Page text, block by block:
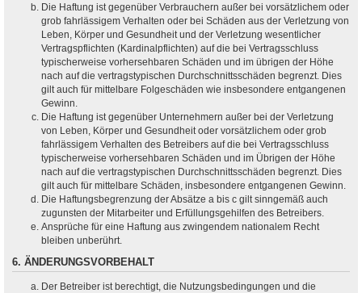
Die Haftung ist gegenüber Verbrauchern außer bei vorsätzlichem oder
grob fahrlässigem Verhalten oder bei Schäden aus der Verletzung von
Leben, Körper und Gesundheit und der Verletzung wesentlicher
Vertragspflichten (Kardinalpflichten) auf die bei Vertragsschluss
typischerweise vorhersehbaren Schäden und im übrigen der Höhe
nach auf die vertragstypischen Durchschnittsschäden begrenzt. Dies
gilt auch für mittelbare Folgeschäden wie insbesondere entgangenen
Gewinn.
Die Haftung ist gegenüber Unternehmern außer bei der Verletzung
von Leben, Körper und Gesundheit oder vorsätzlichem oder grob
fahrlässigem Verhalten des Betreibers auf die bei Vertragsschluss
typischerweise vorhersehbaren Schäden und im Übrigen der Höhe
nach auf die vertragstypischen Durchschnittsschäden begrenzt. Dies
gilt auch für mittelbare Schäden, insbesondere entgangenen Gewinn.
Die Haftungsbegrenzung der Absätze a bis c gilt sinngemäß auch
zugunsten der Mitarbeiter und Erfüllungsgehilfen des Betreibers.
Ansprüche für eine Haftung aus zwingendem nationalem Recht
bleiben unberührt.
6. ÄNDERUNGSVORBEHALT
Der Betreiber ist berechtigt, die Nutzungsbedingungen und die